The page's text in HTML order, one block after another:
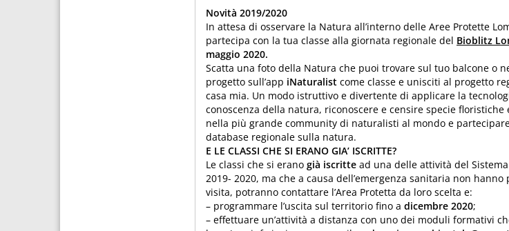
Novità 2019/2020
In attesa di osservare la Natura all’interno delle Aree Protette
partecipa con la tua classe alla giornata regionale del Bioblitz
maggio 2020.
Scatta una foto della Natura che puoi trovare sul tuo balcone o
progetto sull’app iNaturalist come classe e unisciti al progetto
casa mia. Un modo istruttivo e divertente di applicare la
conoscenza della natura, riconoscere e censire specie
nella più grande community di naturalisti al mondo e
database regionale sulla natura.
E LE CLASSI CHE SI ERANO GIA’ ISCRITTE?
Le classi che si erano già iscritte ad una delle attività del
2019- 2020, ma che a causa dell’emergenza sanitaria non
visita, potranno contattare l’Area Protetta da loro scelta e:
– programmare l’uscita sul territorio fino a dicembre 2020;
– effettuare un’attività a distanza con uno dei moduli formativi